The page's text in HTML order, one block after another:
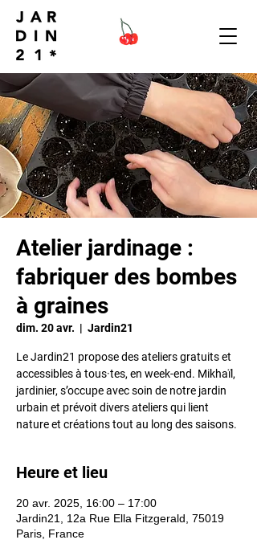
Atelier jardinage :
fabriquer des bombes
à graines
dim. 20 avr.
  |
Jardin21
Le Jardin21 propose des ateliers gratuits et
accessibles à tous·tes, en week-end. Mikhaïl,
jardinier, s’occupe avec soin de notre jardin
urbain et prévoit divers ateliers qui lient
nature et créations tout au long des saisons.
Heure et lieu
20 avr. 2025, 16:00 – 17:00
Jardin21, 12a Rue Ella Fitzgerald, 75019
Paris, France